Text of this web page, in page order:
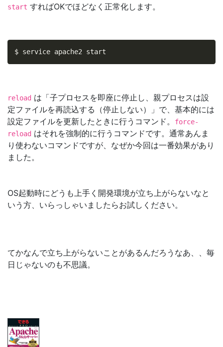
start すればOKでほどなく正常化します。
$ service apache2 start
reload は「子プロセスを即座に停止し、親プロセスは設
定ファイルを再読込する（停止しない）」で、基本的には
設定ファイルを更新したときに行うコマンド。
force-
reload はそれを強制的に行うコマンドです。通常あんま
り使わないコマンドですが、なぜか今回は一番効果があり
ました。
OS起動時にどうも上手く開発環境が立ち上がらないなと
いう方、いらっしゃいましたらお試しください。
てかなんで立ち上がらないことがあるんだろうなあ、、毎
日じゃないのも不思議。